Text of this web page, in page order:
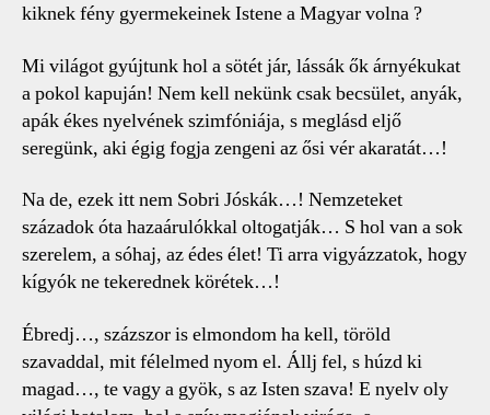
kiknek fény gyermekeinek Istene a Magyar volna ?
Mi világot gyújtunk hol a sötét jár, lássák ők árnyékukat
a pokol kapuján! Nem kell nekünk csak becsület, anyák,
apák ékes nyelvének szimfóniája, s meglásd eljő
seregünk, aki égig fogja zengeni az ősi vér akaratát…!
Na de, ezek itt nem Sobri Jóskák…! Nemzeteket
századok óta hazaárulókkal oltogatják… S hol van a sok
szerelem, a sóhaj, az édes élet! Ti arra vigyázzatok, hogy
kígyók ne tekerednek körétek…!
Ébredj…, százszor is elmondom ha kell, töröld
szavaddal, mit félelmed nyom el. Állj fel, s húzd ki
magad…, te vagy a gyök, s az Isten szava! E nyelv oly